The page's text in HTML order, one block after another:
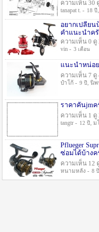
ความเห็น 30
tanapat t. - 18 ปี
อยากเปลี่ยน
คำแนะนำค
ความเห็น 0 ดู
vin - 3 เดือน
แนะนำหน่อ
ความเห็น 7 ดู
ป๋าโก้ - 9 ปี , นิพ
ราคาคันjmค
ความเห็น 1 ดู
tangtr - 12 ปี , ม
Pflueger
ซ่อมได้บ้างค
ความเห็น 12
หนามหลัง - 8 ปี